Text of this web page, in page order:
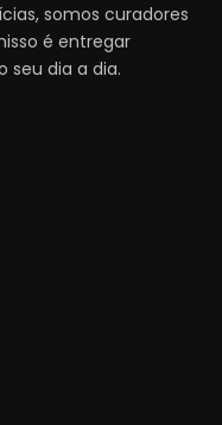
somos curadores
é entregar
seu dia a dia.